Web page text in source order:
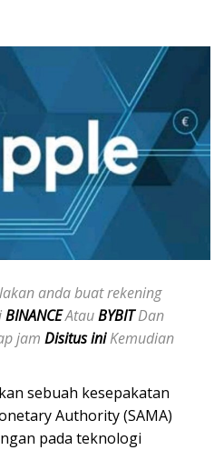
anda buat rekening
BINANCEAtauBYBITDan
jam Disitus iniKemudian
sebuah kesepakatan
Authority (SAMA)
pada teknologi